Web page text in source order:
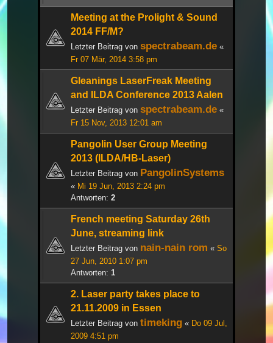
Meeting at the Prolight & Sound
2014 FF/M?
Letzter Beitrag von spectrabeam.de «
Fr 07 Mär, 2014 3:58 pm
Gleanings LaserFreak Meeting
and ILDA Conference 2013 Aalen
Letzter Beitrag von spectrabeam.de «
Fr 15 Nov, 2013 12:01 am
Pangolin User Group Meeting
2013 (ILDA/HB-Laser)
Letzter Beitrag von PangolinSystems
« Mi 19 Jun, 2013 2:24 pm
Antworten: 2
French meeting Saturday 26th
June, streaming link
Letzter Beitrag von nain-nain rom « So
27 Jun, 2010 1:07 pm
Antworten: 1
2. Laser party takes place to
21.11.2009 in Essen
Letzter Beitrag von timeking « Do 09 Jul,
2009 4:51 pm